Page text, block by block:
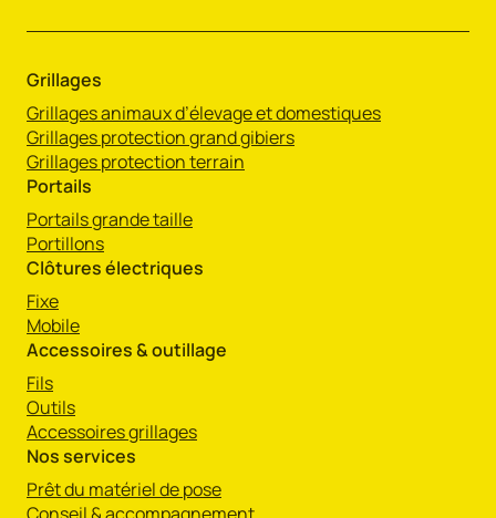
Grillages
Grillages animaux d’élevage et domestiques
Grillages protection grand gibiers
Grillages protection terrain
Portails
Portails grande taille
Portillons
Clôtures électriques
Fixe
Mobile
Accessoires & outillage
Fils
Outils
Accessoires grillages
Nos services
Prêt du matériel de pose